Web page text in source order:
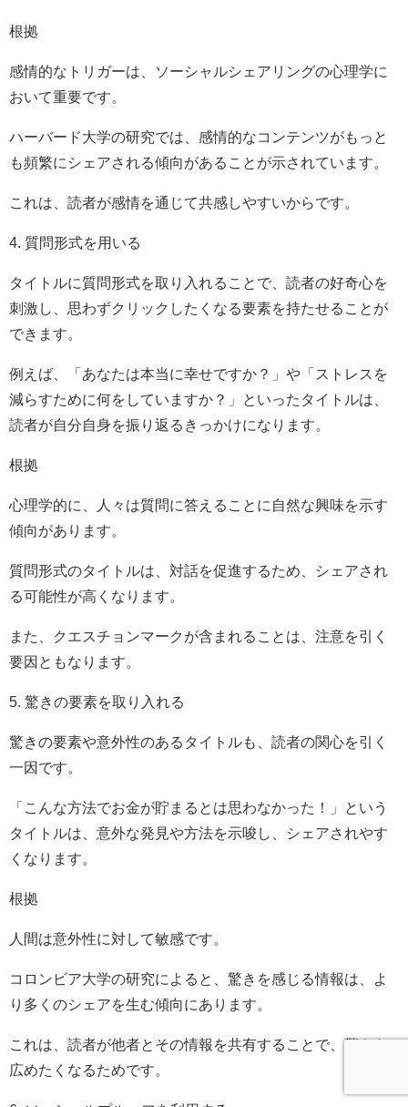
根拠
感情的なトリガーは、ソーシャルシェアリングの心理学に
おいて重要です。
ハーバード大学の研究では、感情的なコンテンツがもっと
も頻繁にシェアされる傾向があることが示されています。
これは、読者が感情を通じて共感しやすいからです。
4. 質問形式を用いる
タイトルに質問形式を取り入れることで、読者の好奇心を
刺激し、思わずクリックしたくなる要素を持たせることが
できます。
例えば、「あなたは本当に幸せですか？」や「ストレスを
減らすために何をしていますか？」といったタイトルは、
読者が自分自身を振り返るきっかけになります。
根拠
心理学的に、人々は質問に答えることに自然な興味を示す
傾向があります。
質問形式のタイトルは、対話を促進するため、シェアされ
る可能性が高くなります。
また、クエスチョンマークが含まれることは、注意を引く
要因ともなります。
5. 驚きの要素を取り入れる
驚きの要素や意外性のあるタイトルも、読者の関心を引く
一因です。
「こんな方法でお金が貯まるとは思わなかった！」という
タイトルは、意外な発見や方法を示唆し、シェアされやす
くなります。
根拠
人間は意外性に対して敏感です。
コロンビア大学の研究によると、驚きを感じる情報は、よ
り多くのシェアを生む傾向にあります。
これは、読者が他者とその情報を共有することで、驚きを
広めたくなるためです。